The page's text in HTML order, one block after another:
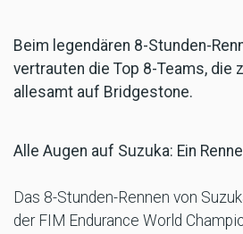
Beim legendären 8-Stunden-
vertrauten die Top 8-Teams, die
allesamt auf Bridgestone.
Alle Augen auf Suzuka: Ein
Das 8-Stunden-Rennen von
der FIM Endurance World